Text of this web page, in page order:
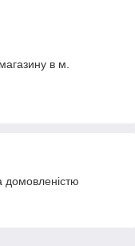
в м.
домовленістю